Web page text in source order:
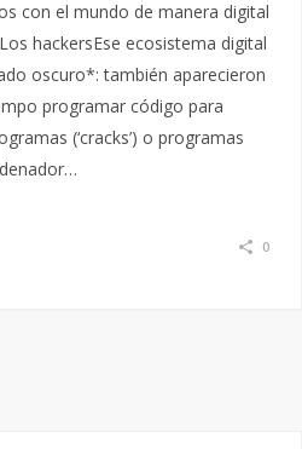
con el mundo de manera digital
hackersEse ecosistema digital
oscuro*: también aparecieron
programar código para
(‘cracks’) o programas
0